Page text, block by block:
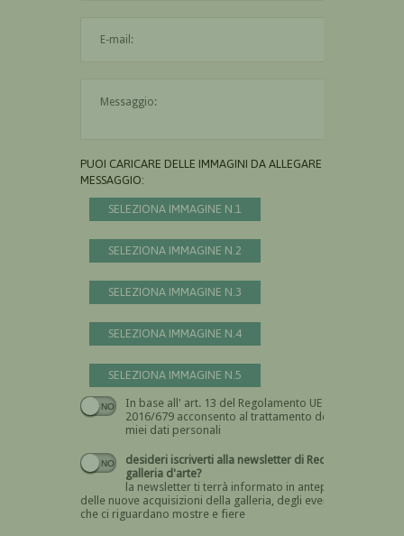
PUOI CARICARE DELLE IMMAGINI DA ALLEGARE AL
MESSAGGIO:
SELEZIONA IMMAGINE N.1
SELEZIONA IMMAGINE N.2
SELEZIONA IMMAGINE N.3
SELEZIONA IMMAGINE N.4
SELEZIONA IMMAGINE N.5
In base all' art. 13 del Regolamento UE n.
2016/679 acconsento al trattamento dei
miei dati personali
Devi dare il consenso
desideri iscriverti alla newsletter di Recta
galleria d'arte?
la newsletter ti terrà informato in anteprima
delle nuove acquisizioni della galleria, degli eventi
che ci riguardano mostre e fiere